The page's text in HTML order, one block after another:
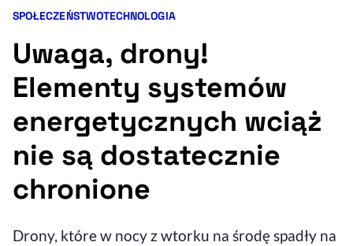
Resetuj opcje
Ułatwienia dostępności wspierają:
Sprawdź, jak i dlaczego zwiększamy dostępność , otwiera się w nowym
Kategorie artykułu:
SPOŁECZEŃSTWOTECHNOLOGIA
Uwaga, drony!
Elementy systemów
energetycznych wciąż
nie są dostatecznie
chronione
Drony, które w nocy z wtorku na środę spadły na